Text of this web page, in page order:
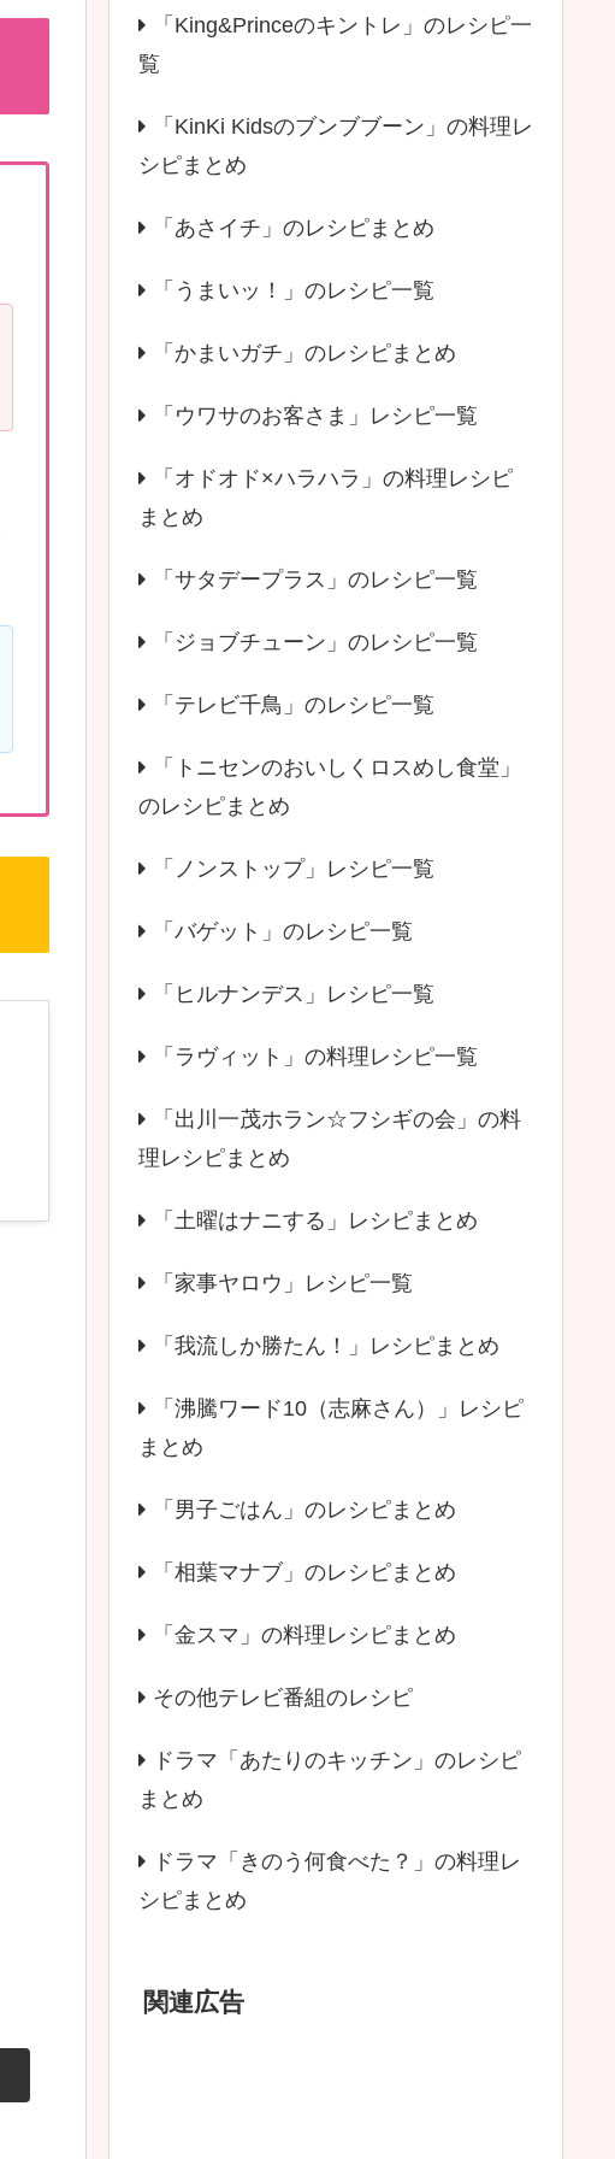
「King&Princeのキントレ」のレシピ一
覧
「KinKi Kidsのブンブブーン」の料理レ
シピまとめ
「あさイチ」のレシピまとめ
「うまいッ！」のレシピ一覧
「かまいガチ」のレシピまとめ
「ウワサのお客さま」レシピ一覧
「オドオド×ハラハラ」の料理レシピ
まとめ
「サタデープラス」のレシピ一覧
「ジョブチューン」のレシピ一覧
「テレビ千鳥」のレシピ一覧
「トニセンのおいしくロスめし食堂」
のレシピまとめ
「ノンストップ」レシピ一覧
「バゲット」のレシピ一覧
「ヒルナンデス」レシピ一覧
「ラヴィット」の料理レシピ一覧
「出川一茂ホラン☆フシギの会」の料
理レシピまとめ
「土曜はナニする」レシピまとめ
「家事ヤロウ」レシピ一覧
「我流しか勝たん！」レシピまとめ
「沸騰ワード10（志麻さん）」レシピ
まとめ
「男子ごはん」のレシピまとめ
「相葉マナブ」のレシピまとめ
「金スマ」の料理レシピまとめ
その他テレビ番組のレシピ
ドラマ「あたりのキッチン」のレシピ
まとめ
ドラマ「きのう何食べた？」の料理レ
シピまとめ
関連広告